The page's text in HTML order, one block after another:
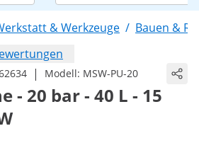
& Werkzeuge / Bauen &
| Modell: MSW-PU-20
- 20 bar - 40 L - 15